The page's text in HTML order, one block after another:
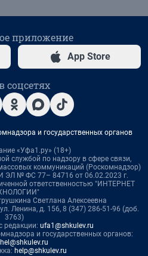
приложение
App Store
соцсетях
и государственных органов
«Уфа1.ру» (18+)
службой по надзору в сфере связи,
коммуникаций (Роскомнадзор)
ЭЛ № ФС 77– 84716 от 06.02.2023 г.
ответственностью "ИНТЕРНЕТ
Светлана Алексеевна
Ленина, д. 156, 8 (347) 286-51-96 (доб.
3763)
редакции: ufa1@shkulev.ru
и государственных органов:
help@shkulev.ru